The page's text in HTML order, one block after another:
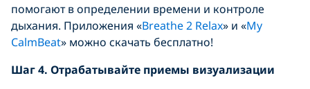
помогают в определении времени и контроле
дыхания. Приложения «Breathe 2 Relax» и «My
CalmBeat» можно скачать бесплатно!
Шаг4. Отрабатывайте приемы визуализации